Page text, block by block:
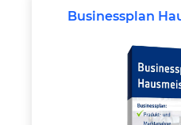
Businessplan